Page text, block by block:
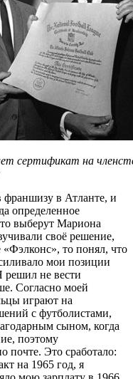
сертификат на
франшизу в Атланте, и
определенное
выберут Мариона
своё решение,
«Фэлконс», то понял, что
мои позиции
решил не вести
Согласно моей
играют на
с футболистами,
сыном, когда
поэтому
почте. Это сработало:
на 1965 год, я